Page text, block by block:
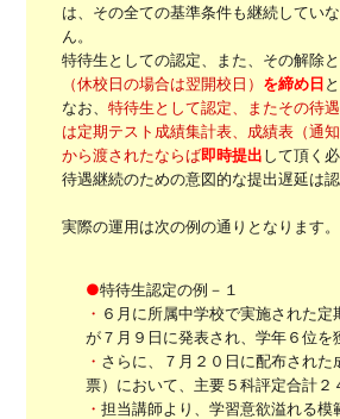
は、その全ての基準条件も継続してい
ん。
特待生としての認定、また、その解除
（休校日の場合は翌開校日） を締め日
なお、特待生として認定、またその待
は定期テスト成績集計表、成績表（通
から渡されたならば即時提出して頂く
待遇継続のための意図的な提出遅延は認
実際の運用は次の例の通りとなります。
●特待生認定の例－１
・ ６月に所属中学校で実施された定
が７月９日に発表され、学年６位を
・ さらに、７月２０日に配布された
票）において、主要５科評定合計２
・担当講師より、学習意欲溢れる模